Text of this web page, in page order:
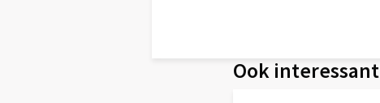
Ook interessant